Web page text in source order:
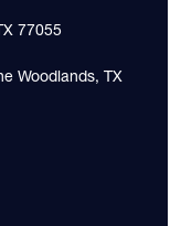
77055
Woodlands, TX